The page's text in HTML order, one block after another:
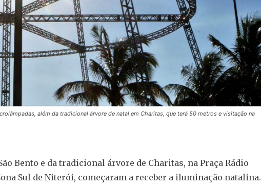
além da tradicional árvore de natal em Charitas, que terá 50 metros e visitação na
Bento e da tradicional árvore de Charitas, na Praça Rádio
Sul de Niterói, começaram a receber a iluminação natalina.